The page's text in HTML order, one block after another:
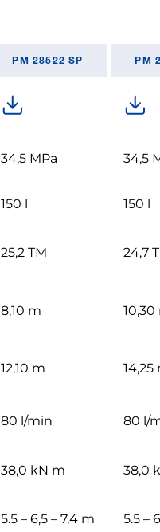
PM 28522 SP PM
34,5 MPa 34,5
150 l 150 l
25,2 TM 24,7
8,10 m 10,30
12,10 m 14,25
80 l/min 80 l/
38,0 kN m 38,0
5.5 – 6,5 – 7,4 m 5.5 –